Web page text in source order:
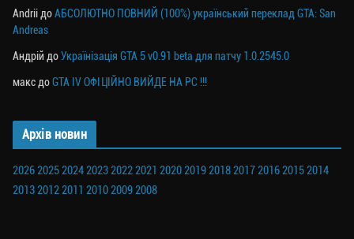
Andrii доАБСОЛЮТНО ПОВНИЙ (100%) український переклад GTA: San
Andreas
Андрій доУкраїнізація GTA 5 v0.91 beta для патчу 1.0.2545.0
макс доGTA IV ОФІЦІЙНО ВИЙДЕ НА PC !!!
Архів новин
202620252024202320222021 2020201920182017201620152014
201320122011 201020092008